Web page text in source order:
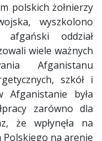
polskich żołnierzy
wyszkolono
oddział
wiele ważnych
Afganistanu
szkół i
była
zarówno dla
że wpłynęła na
na arenie